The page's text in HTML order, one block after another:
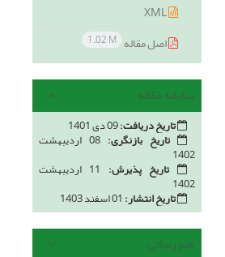
XML
اصل مقاله 1.02 M
سابقه مقاله
تاریخ دریافت:09 دی 1401
تاریخ بازنگری: 08 اردیبهشت
1402
تاریخ پذیرش: 11 اردیبهشت
1402
تاریخ انتشار:
هم رسانی